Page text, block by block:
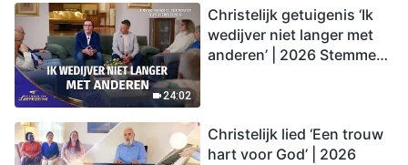
24:02
Christelijk getuigenis ‘Ik
wedijver niet langer met
anderen’ | 2026 Stemmen
Christelijk lied ‘Een trouw
hart voor God’ | 2026